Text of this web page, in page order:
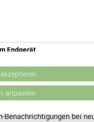
– mit der
Angebote
Benachrichtigungen bei
Endgerät
anpassen